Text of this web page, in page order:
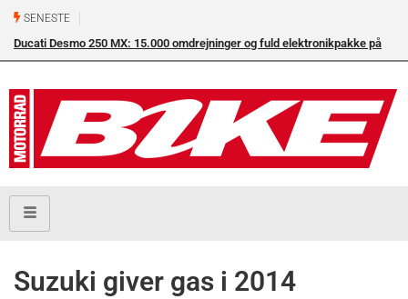
SENESTE
Ducati Desmo 250 MX: 15.000 omdrejninger og fuld elektronikpakke på
Suzuki giver gas i 2014